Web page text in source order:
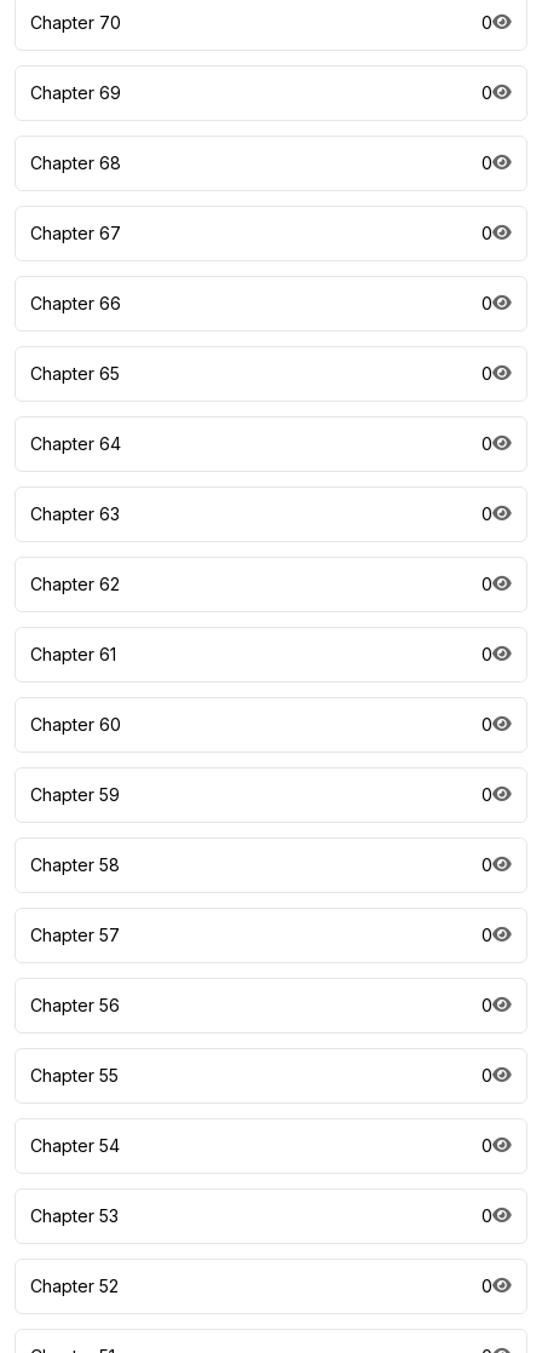
Chapter 70 0
Chapter 69 0
Chapter 68 0
Chapter 67 0
Chapter 66 0
Chapter 65 0
Chapter 64 0
Chapter 63 0
Chapter 62 0
Chapter 61 0
Chapter 60 0
Chapter 59 0
Chapter 58 0
Chapter 57 0
Chapter 56 0
Chapter 55 0
Chapter 54 0
Chapter 53 0
Chapter 52 0